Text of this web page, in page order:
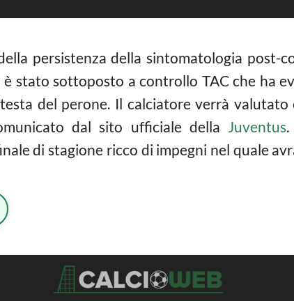
persistenza della sintomatologia post-
stato sottoposto a controllo TAC che ha
del perone. Il calciatore verrà
dal sito ufficiale della Juventus.
di stagione ricco di impegni nel quale